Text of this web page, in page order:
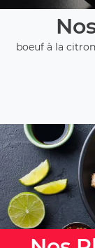
boeuf à la